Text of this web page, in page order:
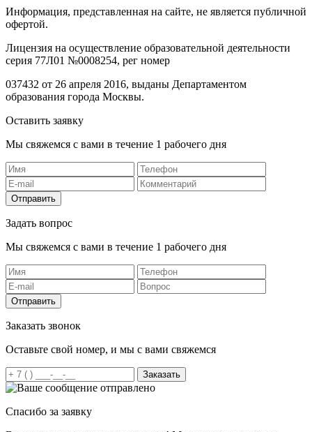
Информация, представленная на сайте, не является публичной
офертой.
Лицензия на осуществление образовательной деятельности
серия 77Л01 №0008254, рег номер
037432 от 26 апреля 2016, выданы Департаментом
образования города Москвы.
Оставить заявку
Мы свяжемся с вами в течение 1 рабочего дня
Отправить
Задать вопрос
Мы свяжемся с вами в течение 1 рабочего дня
Отправить
Заказать звонок
Оставьте свой номер, и мы с вами свяжемся
Заказать
Спасибо за заявку